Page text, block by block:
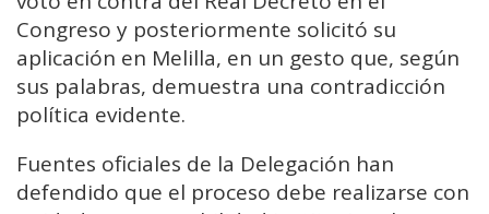
Congreso y posteriormente solicitó su
aplicación en Melilla, en un gesto que, según
sus palabras, demuestra una contradicción
política evidente.
Fuentes oficiales de la Delegación han
defendido que el proceso debe realizarse con